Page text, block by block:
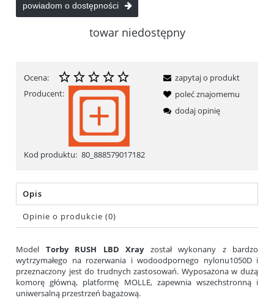
powiadom o dostępności
towar niedostępny
Ocena:
Producent:
Kod produktu: 80_888579017182
zapytaj o produkt
poleć znajomemu
dodaj opinię
Opis
Opinie o produkcie (0)
Model Torby RUSH LBD Xrayzostał wykonany z bardzo
wytrzymałego na rozerwania i wodoodpornego nylonu1050D i
przeznaczony jest do trudnych zastosowań. Wyposażona w dużą
komorę główną, platformę MOLLE, zapewnia wszechstronną i
uniwersalną przestrzeń bagażową.